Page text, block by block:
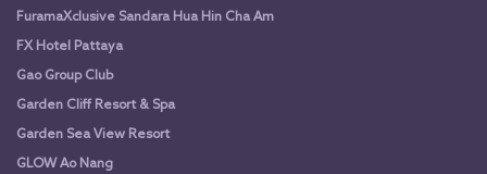
FuramaXclusive Sandara Hua Hin Cha Am
FX Hotel Pattaya
Gao Group Club
Garden Cliff Resort & Spa
Garden Sea View Resort
GLOW Ao Nang